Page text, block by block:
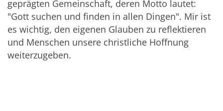
geprägten Gemeinschaft, deren Motto lautet:
"Gott suchen und finden in allen Dingen". Mir ist
es wichtig, den eigenen Glauben zu reflektieren
und Menschen unsere christliche Hoffnung
weiterzugeben.